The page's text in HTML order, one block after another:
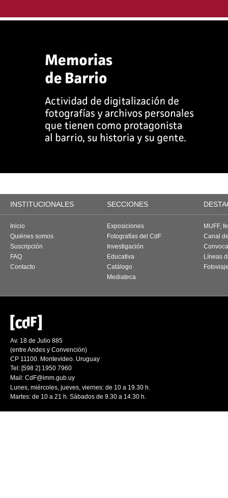
INSTITUCIONALES SECCIONES
Inicio
Quiénes somos
Suscripción
FAQ
Contacto
Exposiciones
Fotografías del CdF
Investigación
Educativa
Catálogo
Mediateca
MUFF,
Canal
Líneas
Av. 18 de Julio 885
(entre Andes y Convención)
CP 11100. Montevideo. Uruguay
Tel: [598 2] 1950 7960
Mail: CdF@imm.gub.uy
Lunes, miércoles, jueves, viernes: de 10 a 19.30 h.
Martes: de 10 a 21 h. Sábados de 9.30 a 14.30 h.